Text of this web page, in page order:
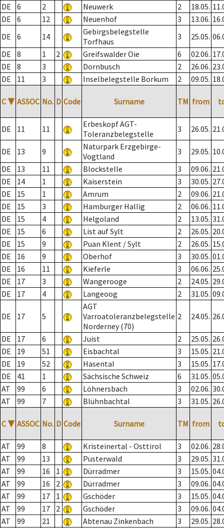
DE
6 2 Neuwerk 2 18.05.
DE
6 12 Neuenhof 3 13.06.
DE
6 14
Gebirgsbelegstelle
Torfhaus
3 25.05.
DE
8 1 2 Greifswalder Oie 6 02.06.
DE
8 3 Dornbusch 2 26.06.
DE
11 3 Inselbelegstelle Borkum 2 09.05.
C ▼ ASSOC No. D Code Surname TM from
DE 11 11
Erbeskopf AGT-
Toleranzbelegstelle
3 26.05.
DE 13 9
Naturpark Erzgebirge-
Vogtland
3 29.05.
DE
13 11 Blockstelle 3 09.06.
DE
14 1 Kaiserstein 3 30.05.
DE
15 1 Amrum 2 09.06.
DE
15 3 Hamburger Hallig 2 06.06.
DE
15 4 Helgoland 2 13.05.
DE
15 6 List auf Sylt 2 26.05.
DE
15 9 Puan Klent / Sylt 2 26.05.
DE
16 9 Oberhof 3 30.05.
DE
16 11 Kieferle 3 06.06.
DE
17 3 Wangerooge 2 24.05.
DE
17 4 Langeoog 2 31.05.
DE 17 5
AGT
Varroatoleranzbelegstelle
Norderney (70)
2 24.05.
DE 17 6 Juist 2 25.05.
DE
19 51 Eisbachtal 3 15.05.
DE
19 52 Hasental 3 15.05.
DE
41 1 Sächsische Schweiz 6 31.05.
AT
99 6 Löhnersbach 3 02.06.
AT
99 7 Blühnbachtal 3 31.05.
C ▼ ASSOC No. D Code Surname TM from
AT 99 8 Kristeinertal - Osttirol 3 02.06.
AT
99 13 Pusterwald 3 29.05.
AT
99 16 1 Dürradmer 3 15.05.
AT
99 16 2 Dürradmer 3 09.06.
AT
99 17 1 Gschöder 3 15.05.
AT
99 17 2 Gschöder 3 09.06.
AT
99 21 Abtenau Zinkenbach 3 29.05.